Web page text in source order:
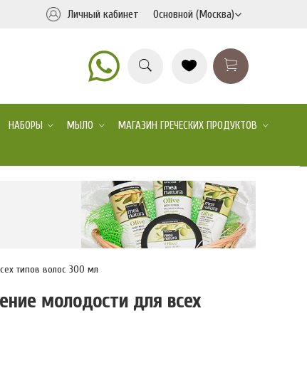
Личный кабинет Основной (Москва)
НАБОРЫ МЫЛО
МАГАЗИН ГРЕЧЕСКИХ ПРОДУКТОВ
типов волос 300 мл
молодости для всех